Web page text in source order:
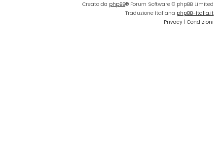
Creato da phpBB® Forum Software © phpBB Limited
Traduzione Italiana phpBB-Italia.it
Privacy | Condizioni